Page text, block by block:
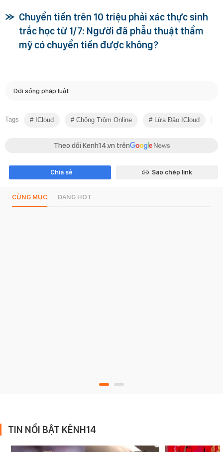
Chuyển tiền trên 10 triệu phải xác thực sinh
trắc học từ 1/7: Người đã phẫu thuật thẩm
mỹ có chuyển tiền được không?
Đời sống pháp luật
Tags ICloud Chống Trộm Online Lừa Đảo ICloud
Theo dõi Kenh14.vn trên
Chia sẻ Sao chép link
CÙNG MỤC ĐANG HOT
TIN NỔI BẬT KÊNH14